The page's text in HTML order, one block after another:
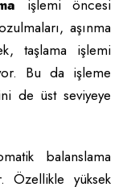
işlemi öncesi
aşınma
taşlama işlemi
Bu da işleme
de üst seviyeye
balanslama
Özellikle yüksek